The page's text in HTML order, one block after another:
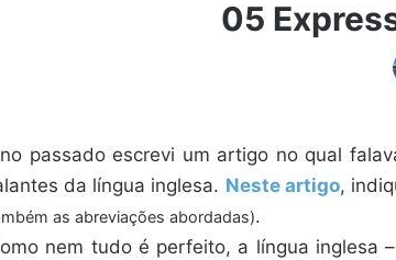
05
passado escrevi um artigo no qual
da língua inglesa. Neste artigo,
as abreviações abordadas).
nem tudo é perfeito, a língua inglesa